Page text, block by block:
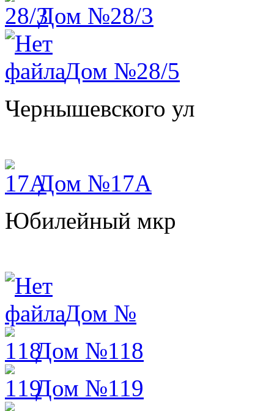
Дом №28/3
Дом №28/5
Чернышевского ул
Дом №17А
Юбилейный мкр
Дом №
Дом №118
Дом №119